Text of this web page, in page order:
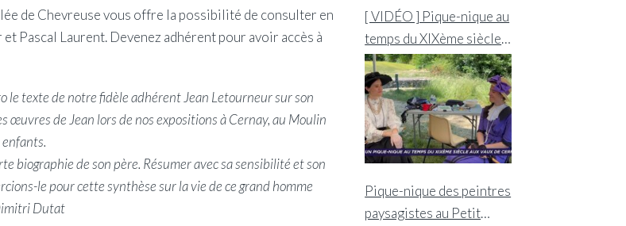
de Chevreuse vous offre la possibilité de consulter en
Pascal Laurent. Devenez adhérent pour avoir accès à
le texte de notre fidèle adhérent Jean Letourneur sur son
œuvres de Jean lors de nos expositions à Cernay, au Moulin
biographie de son père. Résumer avec sa sensibilité et son
le pour cette synthèse sur la vie de ce grand homme
Dutat
[ VIDÉO ] Pique-nique au
temps du XIXème siècle
aux Vaux-de-Cernay
Pique-nique des peintres
paysagistes au Petit